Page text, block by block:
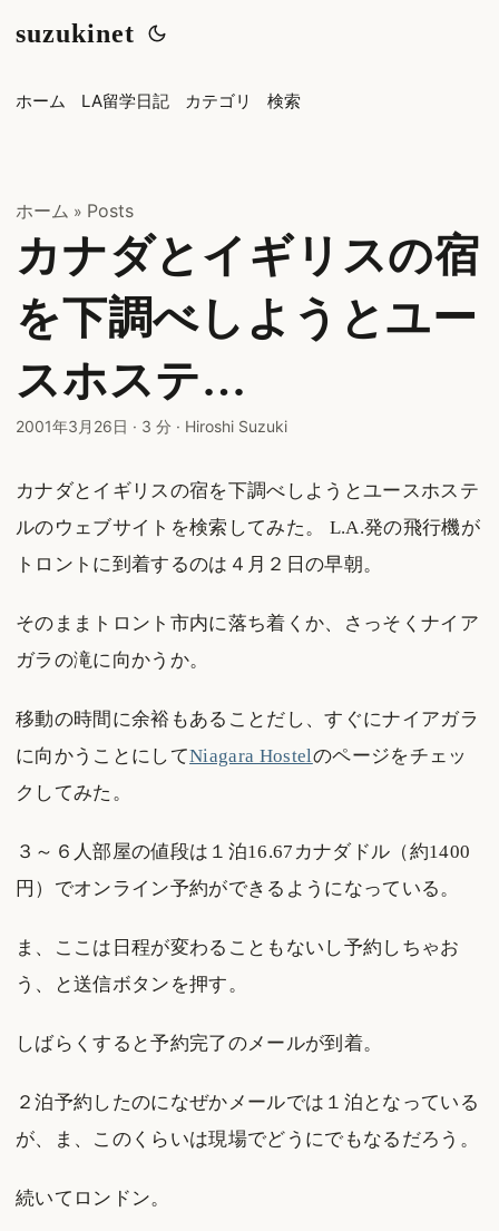
suzukinet
ホーム LA留学日記 カテゴリ 検索
ホーム » Posts
カナダとイギリスの宿
を下調べしようとユー
スホステ…
2001年3月26日 · 3 分 · Hiroshi Suzuki
カナダとイギリスの宿を下調べしようとユースホステ
ルのウェブサイトを検索してみた。 L.A.発の飛行機が
トロントに到着するのは４月２日の早朝。
そのままトロント市内に落ち着くか、さっそくナイア
ガラの滝に向かうか。
移動の時間に余裕もあることだし、すぐにナイアガラ
に向かうことにしてNiagara Hostelのページをチェッ
クしてみた。
３～６人部屋の値段は１泊16.67カナダドル（約1400
円）でオンライン予約ができるようになっている。
ま、ここは日程が変わることもないし予約しちゃお
う、と送信ボタンを押す。
しばらくすると予約完了のメールが到着。
２泊予約したのになぜかメールでは１泊となっている
が、ま、このくらいは現場でどうにでもなるだろう。
続いてロンドン。